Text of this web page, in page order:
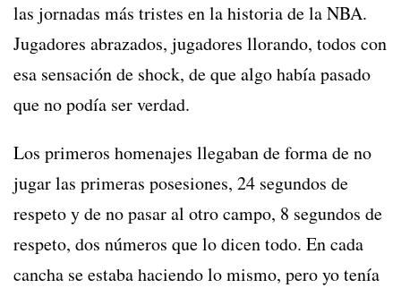
las jornadas más tristes en la historia de la NBA.
Jugadores abrazados, jugadores llorando, todos con
esa sensación de shock, de que algo había pasado
que no podía ser verdad.
Los primeros homenajes llegaban de forma de no
jugar las primeras posesiones, 24 segundos de
respeto y de no pasar al otro campo, 8 segundos de
respeto, dos números que lo dicen todo. En cada
cancha se estaba haciendo lo mismo, pero yo tenía